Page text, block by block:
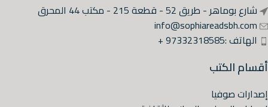
شارع بوماهر - طريق 52 - قطعة 215 - مكتب 44 المحرق
info@sophiareadsbh.com
الهاتف :97332318585 +
أقسام الكتب
إصدارات صوفيا